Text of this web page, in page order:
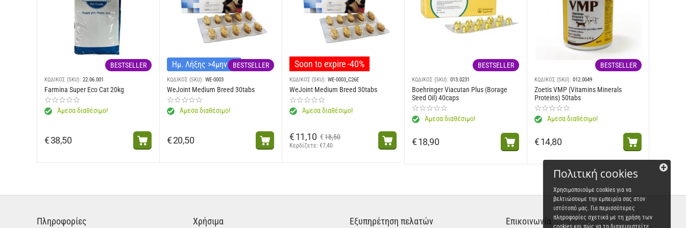
BESTSELLER
ΚΩΔΙΚΟΣ (SKU): 22.06.001
Farmina Super Eco Cat 20kg
Άμεσα διαθέσιμο!
€38,50
Ημ. Λήξης >4μηνώνBESTSELLER
ΚΩΔΙΚΟΣ (SKU): WE-0003
WeJoint Medium Breed 30tabs
Άμεσα διαθέσιμο!
€20,50
Soon to expire -40%
ΚΩΔΙΚΟΣ (SKU): WE-0003_C26E
WeJoint Medium Breed 30tabs
Άμεσα διαθέσιμο!
€ 18,50
€11,10
Κερδίζετε: €7,40
BESTSELLER
ΚΩΔΙΚΟΣ (SKU): 013.0231
Boehringer Viacutan Plus (Borage
Seed Oil) 40caps
Άμεσα διαθέσιμο!
€18,90
BESTSELLER
ΚΩΔΙΚΟΣ (SKU): 012.0049
Zoetis VMP (Vitamins Minerals
Proteins) 50tabs
Άμεσα διαθέσιμο!
€14,80
Πληροφορίες Χρήσιμα Εξυπηρέτηση πελατών Επικοινωνία
Πολιτική cookies
Χρησιμοποιούμε cookies για να
βελτιώσουμε την εμπειρία σας στον
ιστότοπό μας. Για περισσότερες
πληροφορίες σχετικά με τη χρήση των
cookies και πώς να τα διαχειριστείτε,